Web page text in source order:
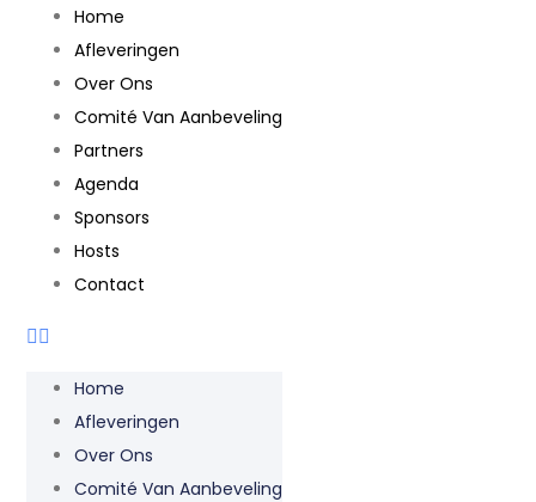
Home
Afleveringen
Over Ons
Comité Van Aanbeveling
Partners
Agenda
Sponsors
Hosts
Contact
Home
Afleveringen
Over Ons
Comité Van Aanbeveling